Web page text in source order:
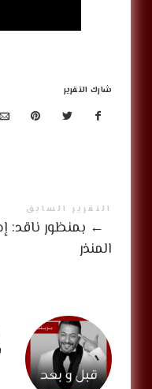
شارك التقرير
التقرير السابق
← بمنظور ناقد:
المنذر